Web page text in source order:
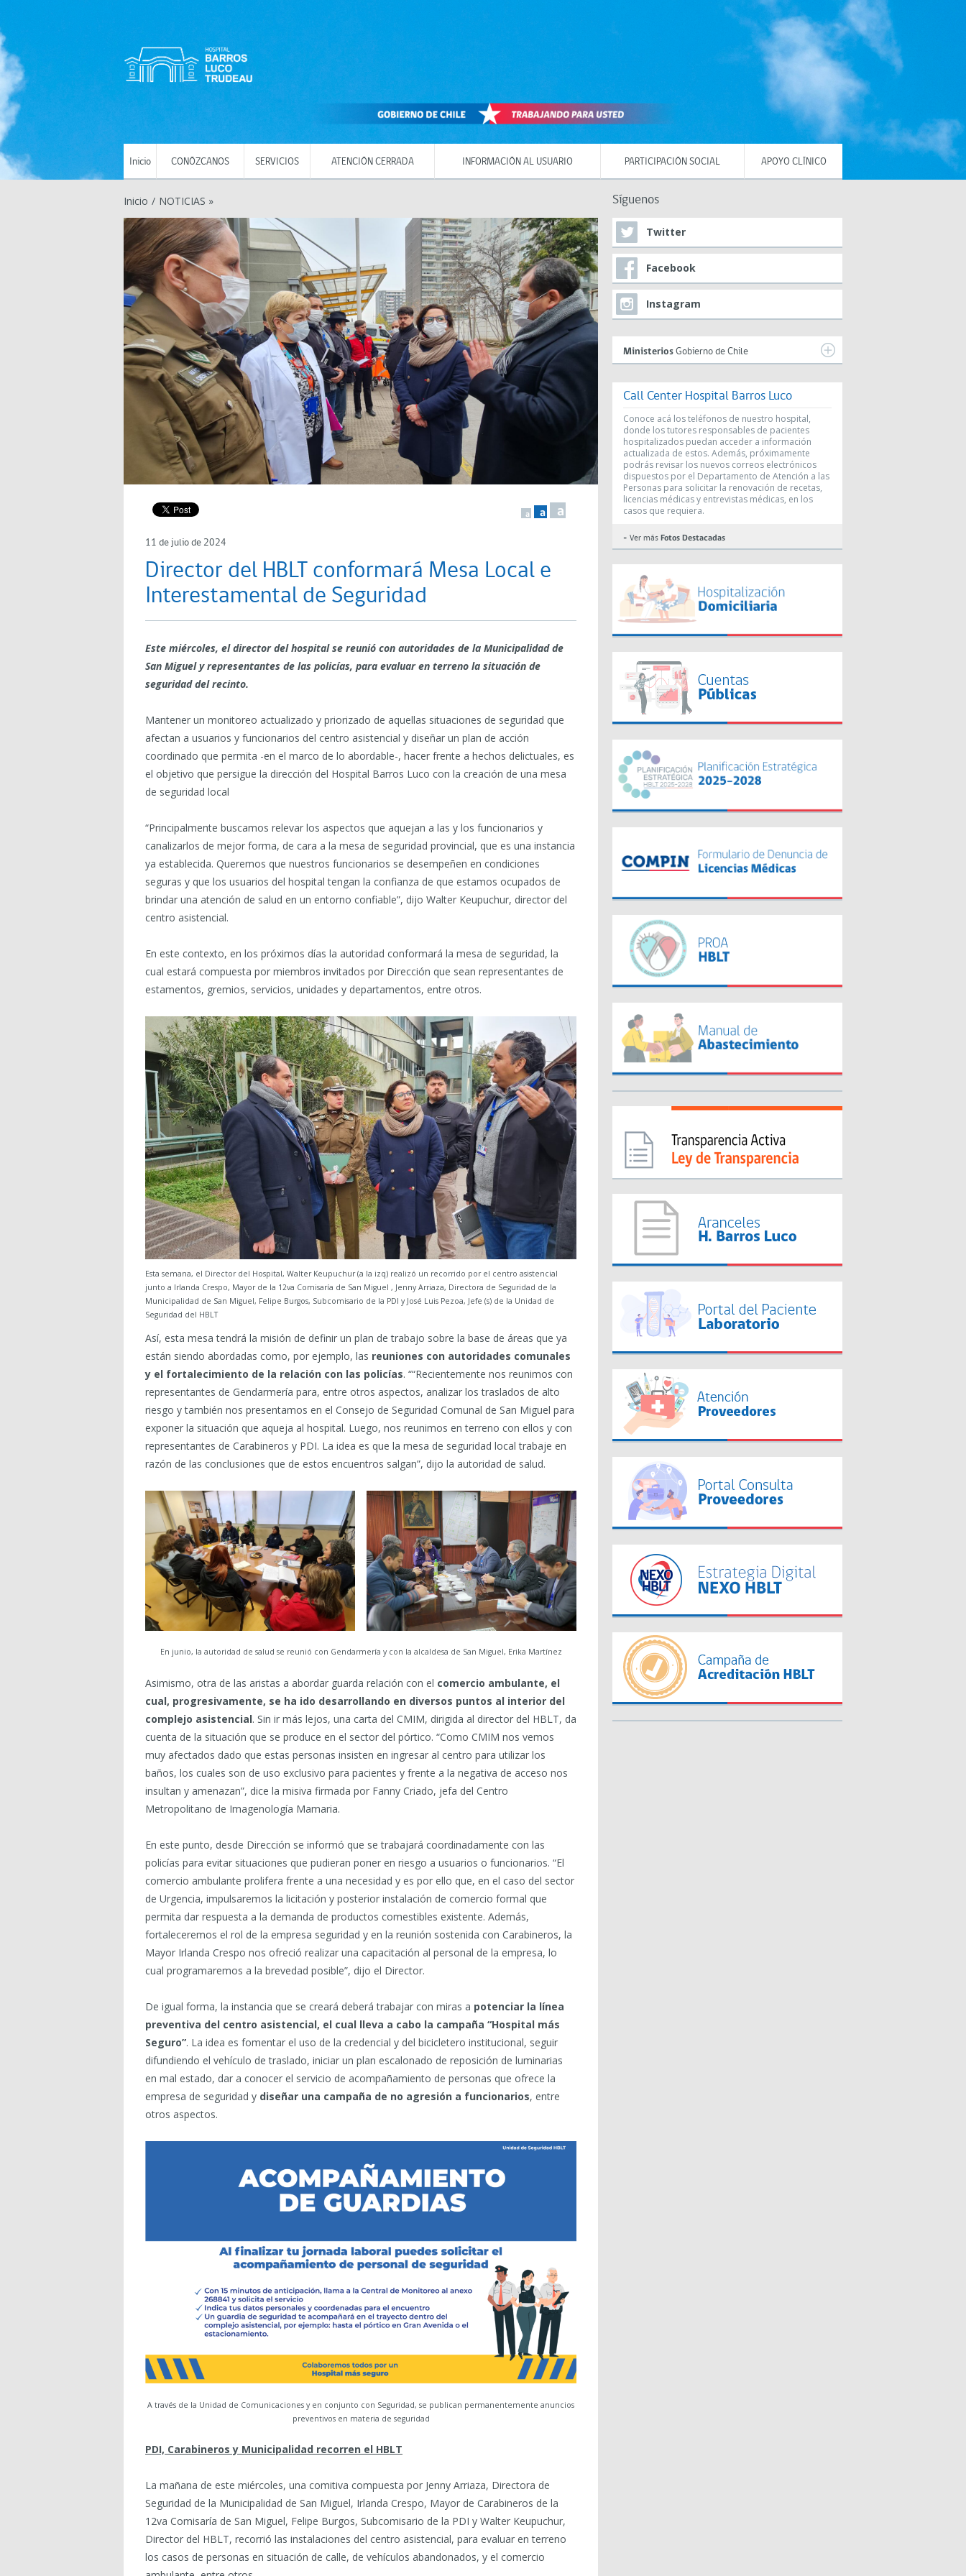
Inicio CONÓZCANOS SERVICIOS ATENCIÓN CERRADA INFORMACIÓN AL USUARIO PARTICIPACIÓN SOCIAL APOYO CLÍNICO
Inicio / NOTICIAS »
a a a
11 de julio de 2024
Director del HBLT conformará Mesa Local e
Interestamental de Seguridad
Este miércoles, el director del hospital se reunió con autoridades de la Municipalidad de
San Miguel y representantes de las policías, para evaluar en terreno la situación de
seguridad del recinto.
Mantener un monitoreo actualizado y priorizado de aquellas situaciones de seguridad que
afectan a usuarios y funcionarios del centro asistencial y diseñar un plan de acción
coordinado que permita -en el marco de lo abordable-, hacer frente a hechos delictuales, es
el objetivo que persigue la dirección del Hospital Barros Luco con la creación de una mesa
de seguridad local
“Principalmente buscamos relevar los aspectos que aquejan a las y los funcionarios y
canalizarlos de mejor forma, de cara a la mesa de seguridad provincial, que es una instancia
ya establecida. Queremos que nuestros funcionarios se desempeñen en condiciones
seguras y que los usuarios del hospital tengan la confianza de que estamos ocupados de
brindar una atención de salud en un entorno confiable”, dijo Walter Keupuchur, director del
centro asistencial.
En este contexto, en los próximos días la autoridad conformará la mesa de seguridad, la
cual estará compuesta por miembros invitados por Dirección que sean representantes de
estamentos, gremios, servicios, unidades y departamentos, entre otros.
Esta semana, el Director del Hospital, Walter Keupuchur (a la izq) realizó un recorrido por el centro asistencial
junto a Irlanda Crespo, Mayor de la 12va Comisaría de San Miguel , Jenny Arriaza, Directora de Seguridad de la
Municipalidad de San Miguel, Felipe Burgos, Subcomisario de la PDI y José Luis Pezoa, Jefe (s) de la Unidad de
Seguridad del HBLT
Así, esta mesa tendrá la misión de definir un plan de trabajo sobre la base de áreas que ya
están siendo abordadas como, por ejemplo, las reuniones con autoridades comunales
y el fortalecimiento de la relación con las policías. ““Recientemente nos reunimos con
representantes de Gendarmería para, entre otros aspectos, analizar los traslados de alto
riesgo y también nos presentamos en el Consejo de Seguridad Comunal de San Miguel para
exponer la situación que aqueja al hospital. Luego, nos reunimos en terreno con ellos y con
representantes de Carabineros y PDI. La idea es que la mesa de seguridad local trabaje en
razón de las conclusiones que de estos encuentros salgan”, dijo la autoridad de salud.
En junio, la autoridad de salud se reunió con Gendarmería y con la alcaldesa de San Miguel, Erika Martínez
Asimismo, otra de las aristas a abordar guarda relación con el comercio ambulante, el
cual, progresivamente, se ha ido desarrollando en diversos puntos al interior del
complejo asistencial. Sin ir más lejos, una carta del CMIM, dirigida al director del HBLT, da
cuenta de la situación que se produce en el sector del pórtico. “Como CMIM nos vemos
muy afectados dado que estas personas insisten en ingresar al centro para utilizar los
baños, los cuales son de uso exclusivo para pacientes y frente a la negativa de acceso nos
insultan y amenazan”, dice la misiva firmada por Fanny Criado, jefa del Centro
Metropolitano de Imagenología Mamaria.
En este punto, desde Dirección se informó que se trabajará coordinadamente con las
policías para evitar situaciones que pudieran poner en riesgo a usuarios o funcionarios. “El
comercio ambulante prolifera frente a una necesidad y es por ello que, en el caso del sector
de Urgencia, impulsaremos la licitación y posterior instalación de comercio formal que
permita dar respuesta a la demanda de productos comestibles existente. Además,
fortaleceremos el rol de la empresa seguridad y en la reunión sostenida con Carabineros, la
Mayor Irlanda Crespo nos ofreció realizar una capacitación al personal de la empresa, lo
cual programaremos a la brevedad posible”, dijo el Director.
De igual forma, la instancia que se creará deberá trabajar con miras a potenciar la línea
preventiva del centro asistencial, el cual lleva a cabo la campaña “Hospital más
Seguro”. La idea es fomentar el uso de la credencial y del bicicletero institucional, seguir
difundiendo el vehículo de traslado, iniciar un plan escalonado de reposición de luminarias
en mal estado, dar a conocer el servicio de acompañamiento de personas que ofrece la
empresa de seguridad y diseñar una campaña de no agresión a funcionarios, entre
otros aspectos.
A través de la Unidad de Comunicaciones y en conjunto con Seguridad, se publican permanentemente anuncios
preventivos en materia de seguridad
PDI, Carabineros y Municipalidad recorren el HBLT
La mañana de este miércoles, una comitiva compuesta por Jenny Arriaza, Directora de
Seguridad de la Municipalidad de San Miguel, Irlanda Crespo, Mayor de Carabineros de la
12va Comisaría de San Miguel, Felipe Burgos, Subcomisario de la PDI y Walter Keupuchur,
Director del HBLT, recorrió las instalaciones del centro asistencial, para evaluar en terreno
los casos de personas en situación de calle, de vehículos abandonados, y el comercio
Síguenos
Twitter
Facebook
Instagram
Ministerios Gobierno de Chile
Call Center Hospital Barros Luco
Conoce acá los teléfonos de nuestro hospital,
donde los tutores responsables de pacientes
hospitalizados puedan acceder a información
actualizada de estos. Además, próximamente
podrás revisar los nuevos correos electrónicos
dispuestos por el Departamento de Atención a las
Personas para solicitar la renovación de recetas,
licencias médicas y entrevistas médicas, en los
casos que requiera.
+ Ver más Fotos Destacadas